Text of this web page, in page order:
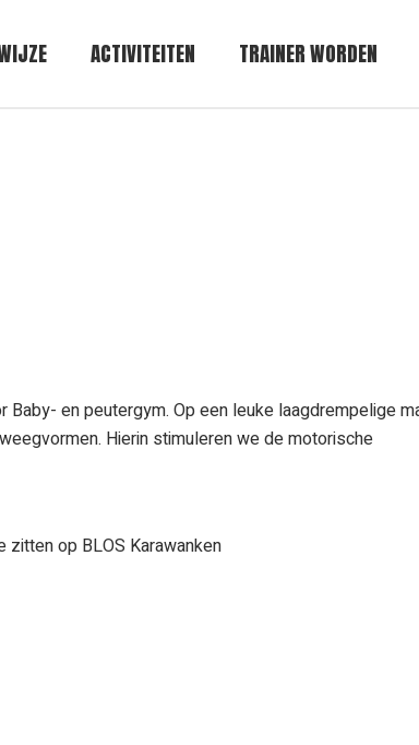
ACTIVITEITEN TRAINER WORDEN
en peutergym. Op een leuke laagdrempelige
Hierin stimuleren we de motorische
zitten op BLOS Karawanken